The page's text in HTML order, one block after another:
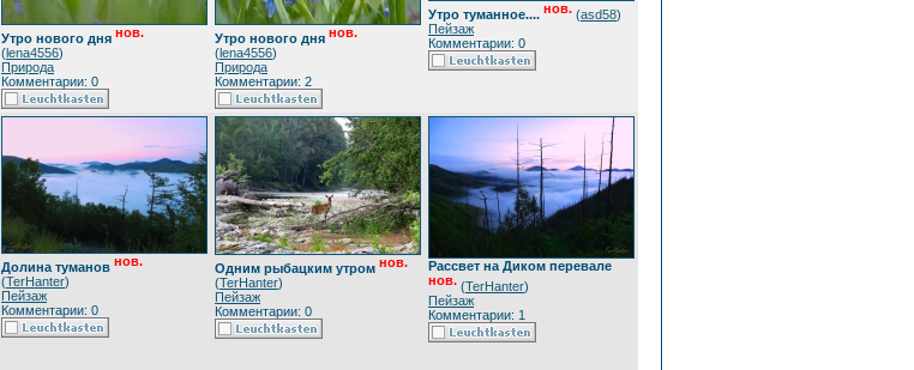
Утро нового дня нов.
(lena4556)
Природа
Комментарии: 0
Утро нового дня нов.
(lena4556)
Природа
Комментарии: 2
Утро туманное.... нов. (asd58)
Пейзаж
Комментарии: 0
Долина туманов нов.
(TerHanter)
Пейзаж
Комментарии: 0
Одним рыбацким утром нов.
(TerHanter)
Пейзаж
Комментарии: 0
Рассвет на Диком перевале
нов. (TerHanter)
Пейзаж
Комментарии: 1